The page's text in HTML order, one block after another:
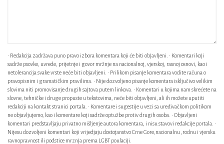
• Redakcija zadržava puno pravo izbora komentara koji će biti objavljeni. • Komentari koji
sadrže psovke, uvrede, prijetnje i govor mržnje na nacionalnoj, vjerskoj, rasnoj osnovi, kao i
netolerancija svake vrste neće biti objavljeni. • Prilikom pisanje komentara vodite računa o
pravopisnim i gramatičkim pravilima. • Nije dozvoljeno pisanje komentara isključivo velikim
slovima niti promovisanje drugih sajtova putem linkova. • Komentari u kojima nam skrećete na
slovne, tehničke i druge propuste u tekstovima, neće biti objavljeni, ali ih možete uputiti
redakciji na kontakt stranici portala. • Komentare i sugestije u vezi sa uređivačkom politikom
ne objavljujemo, kao i komentare koji sadrže optužbe protiv drugih osoba. • Objavljeni
komentari predstavljaju privatno mišljenje autora komentara, i nisu stavovi redakcije portala. •
Nijesu dozvoljeni komentari koji vrijedjaju dostojanstvo Crne Gore,nacionalnu ,rodnu i vjersku
ravnopravnost ili podstice mrznja prema LGBT poulaciji.